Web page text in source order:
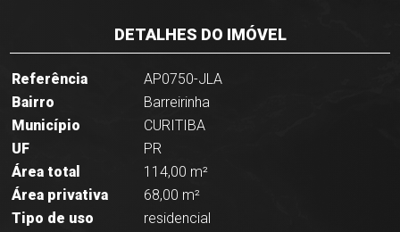
DETALHES DO IMÓVEL
Referência
AP0750-JLA
Bairro
Barreirinha
Município
CURITIBA
UF
PR
Área total
114,00 m²
Área privativa
68,00 m²
Tipo de uso
residencial